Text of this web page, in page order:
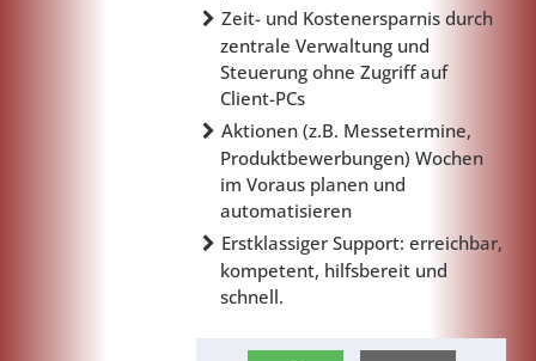
Zeit- und Kostenersparnis durch
zentrale Verwaltung und
Steuerung ohne Zugriff auf
Client-PCs
Aktionen (z.B. Messetermine,
Produktbewerbungen) Wochen
im Voraus planen und
automatisieren
Erstklassiger Support: erreichbar,
kompetent, hilfsbereit und
schnell.